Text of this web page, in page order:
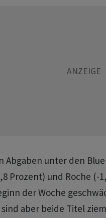
Abgaben unter den
Prozent) und Roche (-
der Woche
aber beide Titel